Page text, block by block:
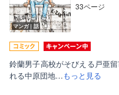
マンガ｜話
33ページ
鈴蘭男子高校がそびえる戸亜
れる中原団地…もっと見る